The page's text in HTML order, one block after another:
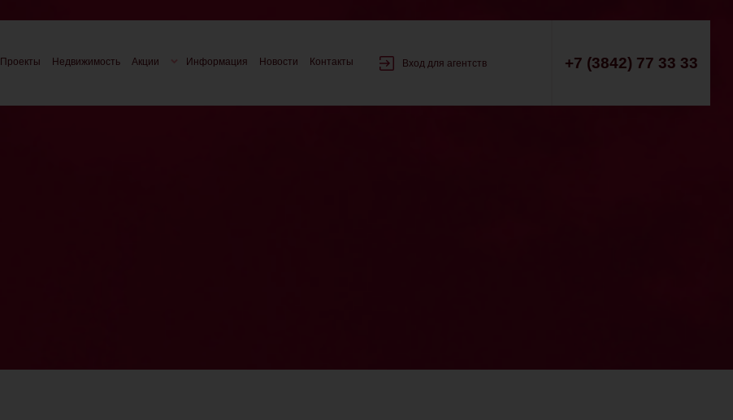
Проекты Недвижимость Акции Информация Новости Контакты Вход для агентств +7 (3842) 77 33 33